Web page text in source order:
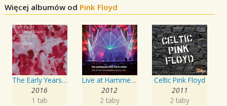
Więcej albumów od Pink Floyd
The Early Years, 1967-1972, Cre/ation
2016
1 tab
Live at Hammersmith Apollo 2011
2012
2 taby
Celtic Pink Floyd
2011
2 taby